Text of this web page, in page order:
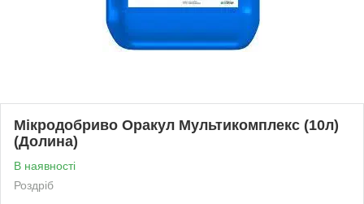
Мікродобриво Оракул Мультикомплекс (10л)
(Долина)
В наявності
Роздріб